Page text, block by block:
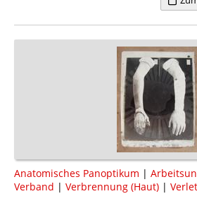
Anatomisches Panoptikum |
Verband | Verbrennung (Haut) |